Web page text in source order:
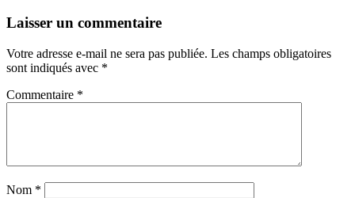
Laisser un commentaire
Votre adresse e-mail ne sera pas publiée. Les champs obligatoires
sont indiqués avec *
Commentaire *
Nom *